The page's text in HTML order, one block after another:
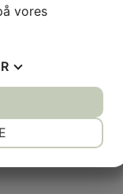
at læse.
vores